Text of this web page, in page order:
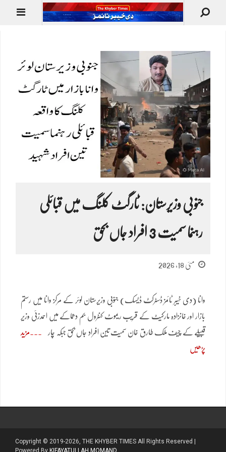
جنوبی وزیرستان: ٹارگٹ کلنگ میں قبائلی
رہنما سمیت 3 افراد جاں بحق
مئی 18, 2026
وانا (دی خیبر ٹائمز ڈسٹرکٹ ڈیسک) جنوبی وزیرستان لوئر کے مرکز وانا میں رستم
بازار اور خانزادہ مارکیٹ کے قریب ریموٹ کنٹرول بم دھماکے میں احمدزئی وزیر
قبیلے کے چیف ملک طارق خان سمیت تین افراد جاں بحق جبکہ چار مزید
پڑھیں
Copyright © 2019-2026, THE KHYBER TIMES All Rights Reserved |
Powered By KIFAYATULLAH MOMAND